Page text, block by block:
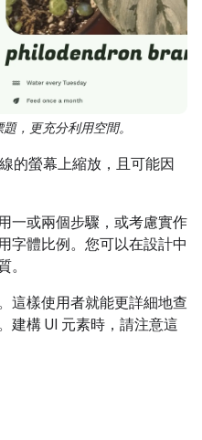
，更充分利用空間。
的螢幕上縮放，且可能因
一或兩個步驟，或考慮實作
字體比例。您可以在設計中
。
這樣使用者就能更詳細地查
建構 UI 元素時，請注意這